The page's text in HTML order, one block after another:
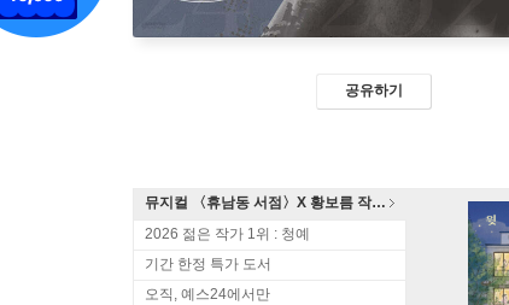
공유하기
뮤지컬 〈휴남동 서점〉X 황보름 작가 북토크
2026 젊은 작가 1위 : 청예
기간 한정 특가 도서
오직, 예스24에서만